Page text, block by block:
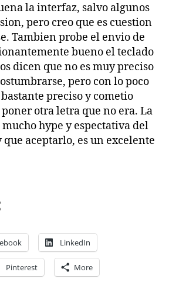
la interfaz, salvo algunos
pero creo que es cuestion
Tambien probe el envio de
bueno el teclado
dicen que no es muy preciso
pero con lo poco
preciso y cometio
otra letra que no era. La
hype y espectativa del
que aceptarlo, es un excelente
LinkedIn
Pinterest More